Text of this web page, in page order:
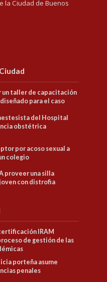
la Ciudad de Buenos
un taller de capacitación
para el caso
del Hospital
obstétrica
por acoso sexual a
colegio
proveer una silla
con distrofia
IRAM
de gestión de las
porteña asume
penales